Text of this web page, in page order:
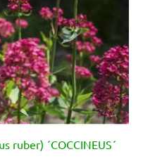
ruber) ´COCCINEUS´